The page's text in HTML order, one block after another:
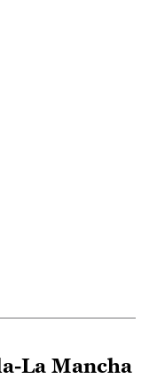
La Mancha